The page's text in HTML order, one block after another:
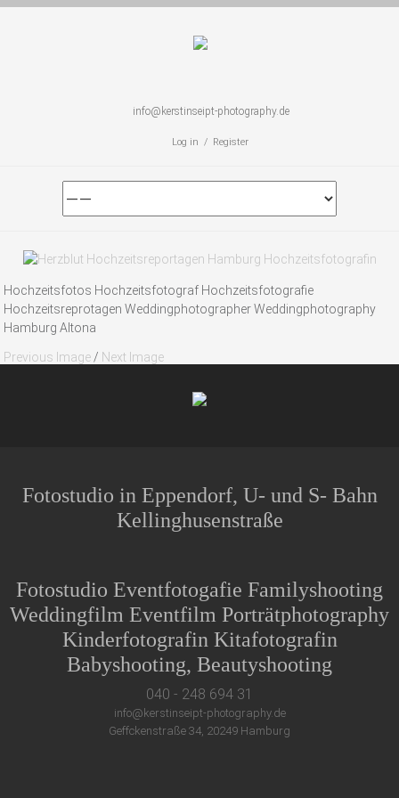
info@kerstinseipt-photography.de
Log in / Register
Hochzeitsfotos Hochzeitsfotograf Hochzeitsfotografie
Hochzeitsreprotagen Weddingphotographer Weddingphotography
Hamburg Altona
Previous Image / Next Image
Fotostudio in Eppendorf, U- und S- Bahn
Kellinghusenstraße
Fotostudio Eventfotogafie Familyshooting
Weddingfilm Eventfilm Porträtphotography
Kinderfotografin Kitafotografin
Babyshooting, Beautyshooting
040 - 248 694 31
info@kerstinseipt-photography.de
Geffckenstraße 34, 20249 Hamburg